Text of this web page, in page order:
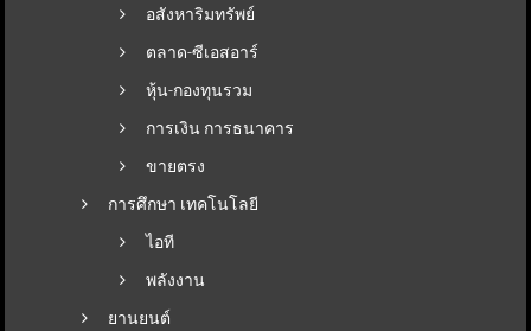
อสังหาริมทรัพย์
ตลาด-ซีเอสอาร์
หุ้น-กองทุนรวม
การเงิน การธนาคาร
ขายตรง
การศึกษา เทคโนโลยี
ไอที
พลังงาน
ยานยนต์